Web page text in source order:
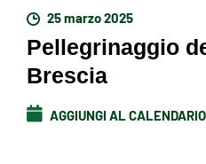
25 marzo 2025
Pellegrinaggio
Brescia
AGGIUNGI AL CALENDARIO